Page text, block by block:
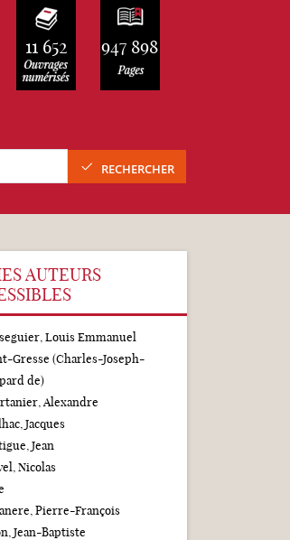
11 652 947 898
RECHERCHER
AUTEURS
Louis Emmanuel
Gresse (Charles-Joseph-
de)
Alexandre
Jacques
Jean
Nicolas
Pierre-François
Jean-Baptiste